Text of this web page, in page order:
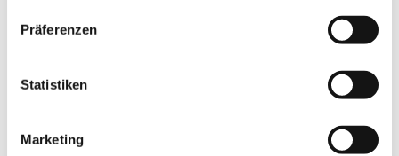
Präferenzen
Statistiken
Marketing
Dies könnte Sie auch